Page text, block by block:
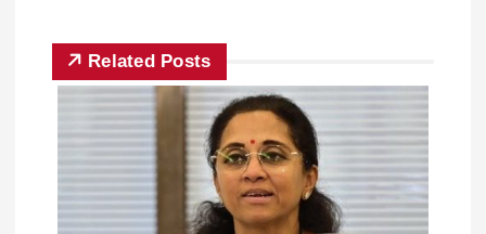
Related Posts